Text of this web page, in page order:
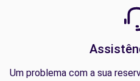
Um problema com a sua